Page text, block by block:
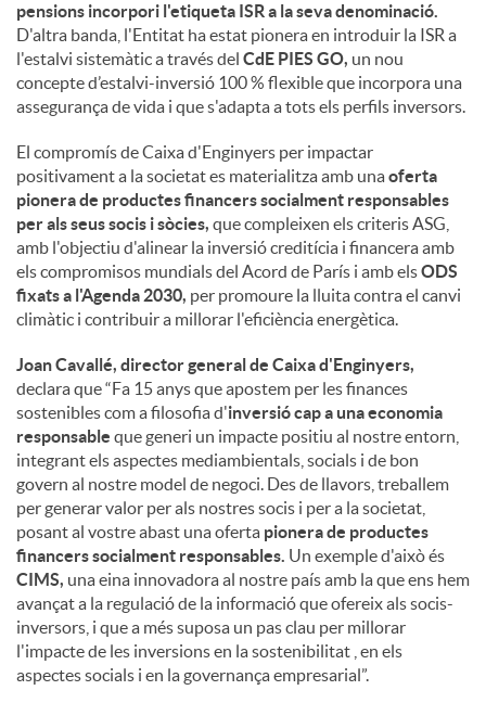
pensions incorpori l'etiqueta ISR a la seva denominació.
D'altra banda, l'Entitat ha estat pionera en introduir la ISR a
l'estalvi sistemàtic a través del CdE PIES GO, un nou
concepte d’estalvi-inversió 100 % flexible que incorpora una
assegurança de vida i que s'adapta a tots els perfils inversors.
El compromís de Caixa d'Enginyers per impactar
positivament a la societat es materialitza amb unaoferta
pionera de productes financers socialment responsables
per als seus socis i sòcies, que compleixen els criteris ASG,
amb l'objectiu d'alinear la inversió creditícia i financera amb
els compromisos mundials del Acord de París i amb elsODS
fixats a l'Agenda 2030, per promoure la lluita contra el canvi
climàtic i contribuir a millorar l'eficiència energètica.
Joan Cavallé, director general de Caixa d'Enginyers,
declara que “Fa 15 anys que apostem per les finances
sostenibles com a filosofia d'inversió cap a una economia
responsable que generi un impacte positiu al nostre entorn,
integrant els aspectes mediambientals, socials i de bon
govern al nostre model de negoci. Des de llavors, treballem
per generar valor per als nostres socis i per a la societat,
posant al vostre abast una oferta pionera de productes
financers socialment responsables. Un exemple d'això és
CIMS, una eina innovadora al nostre país amb la que ens hem
avançat a la regulació de la informació que ofereix als socis-
inversors, i que a més suposa un pas clau per millorar
l'impacte de les inversions en la sostenibilitat , en els
aspectes socials i en la governança empresarial”.